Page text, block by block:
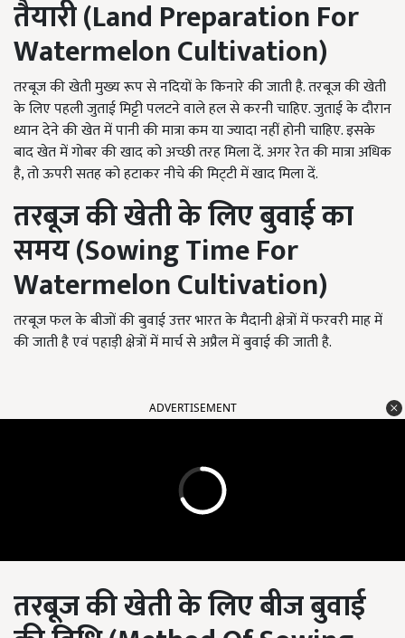
तैयारी (Land Preparation For
Watermelon Cultivation)
तरबूज की खेती मुख्य रूप से नदियों के किनारे की जाती है. तरबूज की खेती
के लिए पहली जुताई मिट्टी पलटने वाले हल से करनी चाहिए. जुताई के दौरान
ध्यान देने की खेत में पानी की मात्रा कम या ज्यादा नहीं होनी चाहिए. इसके
बाद खेत में गोबर की खाद को अच्छी तरह मिला दें. अगर रेत की मात्रा अधिक
है, तो ऊपरी सतह को हटाकर नीचे की मिट्‌टी में खाद मिला दें.
तरबूज की खेती के लिए बुवाई का
समय (Sowing Time For
Watermelon Cultivation)
तरबूज फल के बीजों की बुवाई उत्तर भारत के मैदानी क्षेत्रों में फरवरी माह में
की जाती है एवं पहाड़ी क्षेत्रों में मार्च से अप्रैल में बुवाई की जाती है.
ADVERTISEMENT
तरबूज की खेती के लिए बीज बुवाई